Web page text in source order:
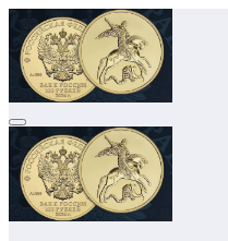
Перейти
содержимому